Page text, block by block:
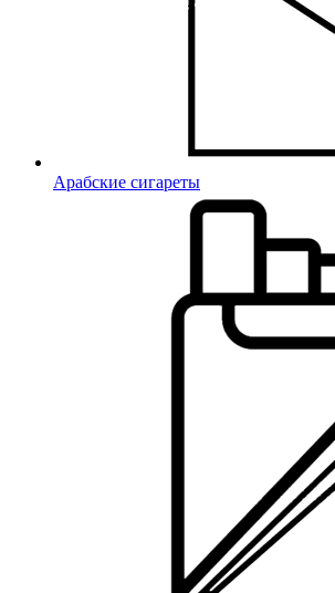
Арабские сигареты